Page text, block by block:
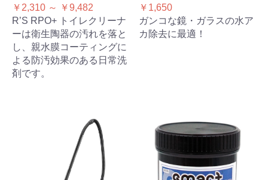
￥2,310 ～ ￥9,482
R’S RPO+ トイレクリーナ
ーは衛生陶器の汚れを落と
し、親水膜コーティングに
よる防汚効果のある日常洗
剤です。
￥1,650
ガンコな鏡・ガラスの水ア
カ除去に最適！